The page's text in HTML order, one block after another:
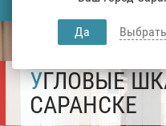
Да
УГЛОВЫЕ ШКАФЫ В
САРАНСКЕ